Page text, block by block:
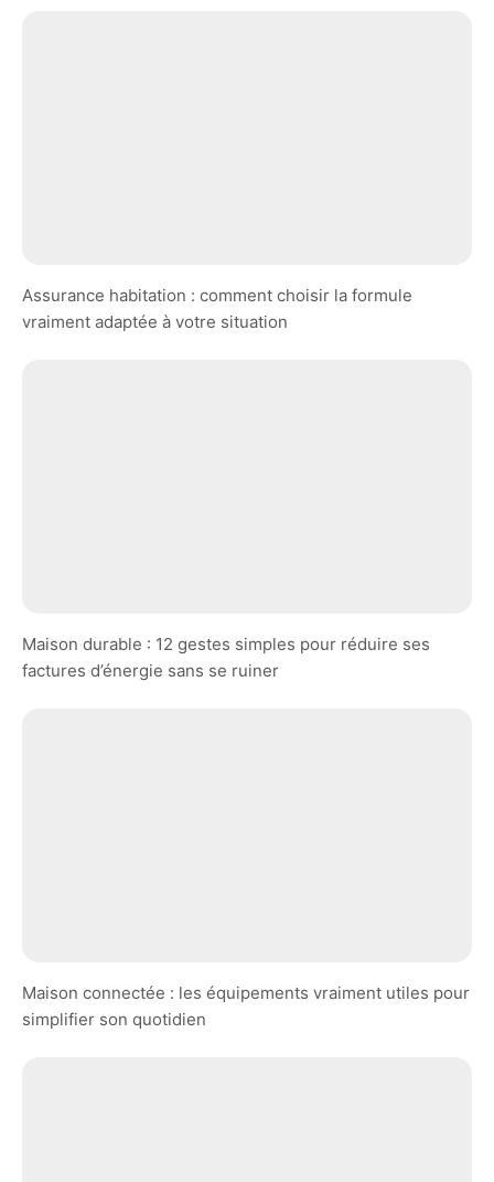
Assurance habitation : comment choisir la formule
vraiment adaptée à votre situation
Maison durable : 12 gestes simples pour réduire ses
factures d’énergie sans se ruiner
Maison connectée : les équipements vraiment utiles pour
simplifier son quotidien